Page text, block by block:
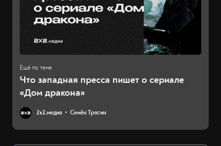
Что западная пресса пишет о сериале
«Дом дракона»
2х2.медиа Семён Трясин